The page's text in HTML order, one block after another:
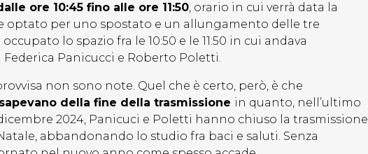
ore 10:45 fino alle ore 11:50, orario in cui verrà data la
optato per uno spostato e un allungamento delle tre
lo spazio fra le 10:50 e le 11:50 in cui andava
Panicucci e Roberto Poletti.
non sono note. Quel che è certo, però, è che
della fine della trasmissione in quanto, nell’ultimo
2024, Panicuci e Poletti hanno chiuso la trasmissione
abbandonando lo studio fra baci e saluti. Senza